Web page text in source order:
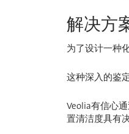
解决方
为了设计一种
这种深入的鉴
Veolia有信心
置清洁度具有